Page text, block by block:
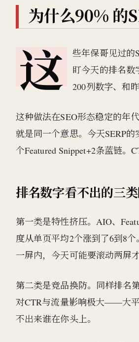
为什么90% 的
这
些年保哥见过
盯今天的排名数
200列数字、和
这种做法在SEO形态稳定的年
就是同一个意思。今天SERP
个Featured Snippet+2条蓝链
排名数字看不出的三
第一类是特性挤压。AIO、
度从单页平均2个涨到了6到8
一屏内，今天可能要滚动两屏才
第二类是竞品换防。同样排名
对CTR与流量影响极大——大
不出来谁在你头上。